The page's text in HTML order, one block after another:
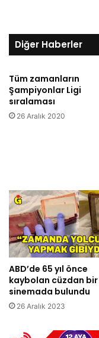
Diğer Haberler
Tüm zamanların
Şampiyonlar Ligi
sıralaması
26 Aralık 2020
ABD’de 65 yıl önce
kaybolan cüzdan bir
sinemada bulundu
26 Aralık 2023